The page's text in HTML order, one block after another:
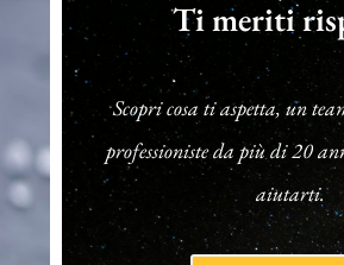
Ti meriti
Scopri cosa ti aspetta, un
professioniste da più di 20
aiutarti.